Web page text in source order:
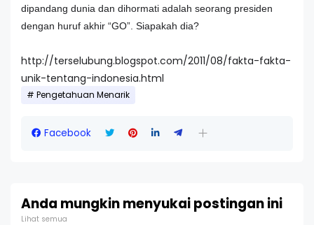
dipandang dunia dan dihormati adalah seorang presiden
dengan huruf akhir “GO”. Siapakah dia?
http://terselubung.blogspot.com/2011/08/fakta-fakta-
unik-tentang-indonesia.html
Pengetahuan Menarik
Facebook
Anda mungkin menyukai postingan ini
Lihat semua